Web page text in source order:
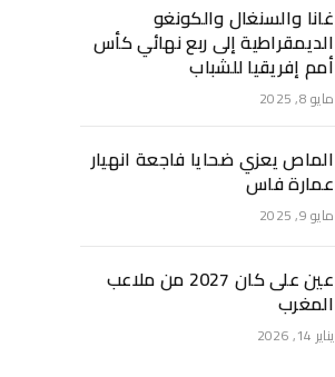
غانا والسنغال والكونغو
الديمقراطية إلى ربع نهائي كأس
أمم إفريقيا للشباب
مايو 8, 2025
الماص يعزي ضحايا فاجعة انهيار
عمارة فاس
مايو 9, 2025
عين على كان 2027 من ملاعب
المغرب
يناير 14, 2026